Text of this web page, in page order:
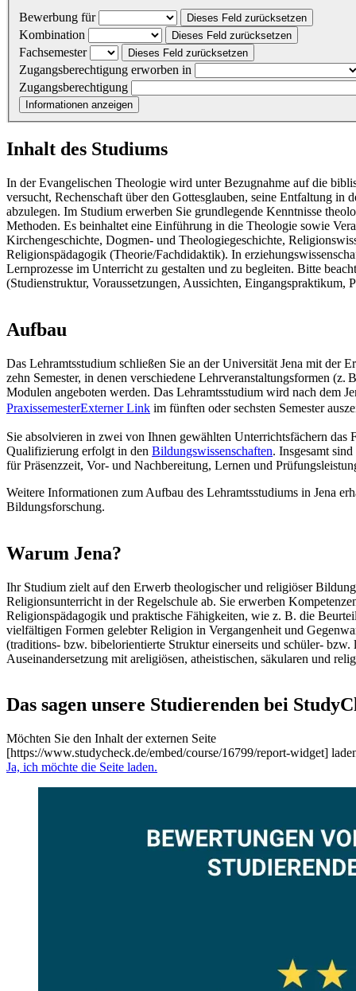
Bewerbung für Dieses Feld zurücksetzen
Kombination Dieses Feld zurücksetzen
Fachsemester Dieses Feld zurücksetzen
Zugangsberechtigung erworben in
Zugangsberechtigung
Informationen anzeigen
Inhalt des Studiums
In der Evangelischen Theologie wird unter Bezugnahme auf die
versucht, Rechenschaft über den Gottesglauben, seine Entfaltung in
abzulegen. Im Studium erwerben Sie grundlegende Kenntnisse
Methoden. Es beinhaltet eine Einführung in die Theologie sowie
Kirchengeschichte, Dogmen- und Theologiegeschichte,
Religionspädagogik (Theorie/Fachdidaktik). In
Lernprozesse im Unterricht zu gestalten und zu begleiten. Bitte
(Studienstruktur, Voraussetzungen, Aussichten, Eingangspraktikum,
Aufbau
Das Lehramtsstudium schließen Sie an der Universität Jena mit der
zehn Semester, in denen verschiedene Lehrveranstaltungsformen
Modulen angeboten werden. Das Lehramtsstudium wird nach dem
PraxissemesterExterner Link im fünften oder sechsten Semester
Sie absolvieren in zwei von Ihnen gewählten Unterrichtsfächern
Qualifizierung erfolgt in den Bildungswissenschaften. Insgesamt
für Präsenzzeit, Vor- und Nachbereitung, Lernen und
Weitere Informationen zum Aufbau des Lehramtsstudiums in Jena
Bildungsforschung.
Warum Jena?
Ihr Studium zielt auf den Erwerb theologischer und religiöser
Religionsunterricht in der Regelschule ab. Sie erwerben
Religionspädagogik und praktische Fähigkeiten, wie z. B. die
vielfältigen Formen gelebter Religion in Vergangenheit und
(traditions- bzw. bibelorientierte Struktur einerseits und schüler-
Auseinandersetzung mit areligiösen, atheistischen, säkularen und
Das sagen unsere Studierenden bei
Möchten Sie den Inhalt der externen Seite
[https://www.studycheck.de/embed/course/16799/report-widget]
Ja, ich möchte die Seite laden.